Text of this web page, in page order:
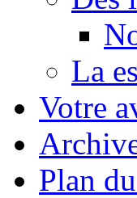
La
Votre
Plan